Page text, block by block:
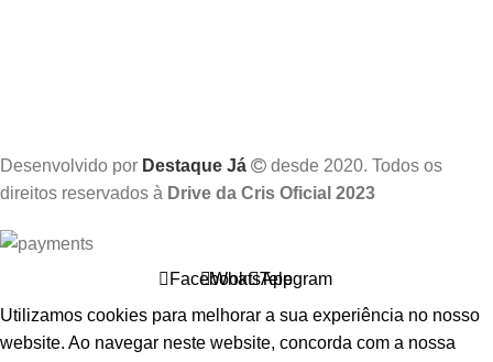
Desenvolvido por Destaque Já
desde 2020. Todos os
direitos reservados à Drive da Cris Oficial 2023
FacebookWhatsAppTelegram
Utilizamos cookies para melhorar a sua experiência no nosso
website. Ao navegar neste website, concorda com a nossa